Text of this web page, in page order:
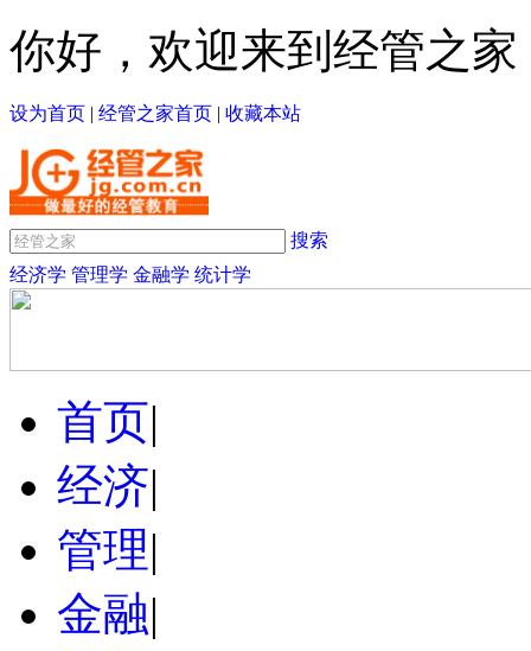
你好，欢迎来到经管之家
设为首页 | 经管之家首页 | 收藏本站
搜索
经济学 管理学 金融学 统计学
首页|
经济|
管理|
金融|